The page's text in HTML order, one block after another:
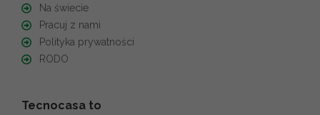
Na świecie
Pracuj z nami
Polityka prywatności
RODO
Tecnocasa to